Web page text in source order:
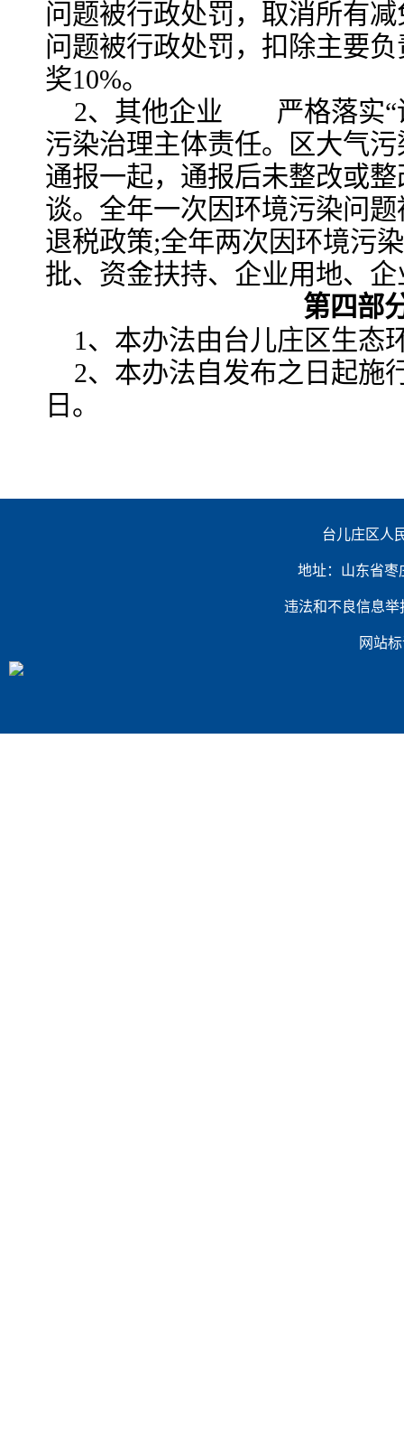
问题被行政处罚，取消所有
问题被行政处罚，扣除主要
奖10%。
2、其他企业 严格落实“
污染治理主体责任。区大气
通报一起，通报后未整改或
谈。全年一次因环境污染问
退税政策;全年两次因环境污
批、资金扶持、企业用地、
第四部
1、本办法由台儿庄区生态
2、本办法自发布之日起施
日。
台儿庄区人
地址：山东省枣
违法和不良信息举
网站